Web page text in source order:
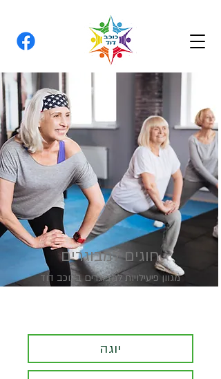
מגוון פיעילויות למבוגרים בכוכב דוד
חוגים למבוגרים
יוגה